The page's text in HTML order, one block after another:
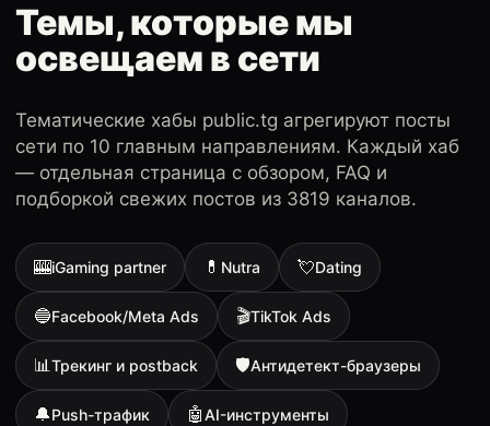
Темы, которые мы
освещаем в сети
Тематические хабы public.tg агрегируют посты
сети по 10 главным направлениям. Каждый хаб
— отдельная страница с обзором, FAQ и
подборкой свежих постов из 3819 каналов.
🎰iGaming partner 💊 Nutra 💘Dating
🔵Facebook/Meta Ads 🎬TikTok Ads
📊Трекинг и postback 🛡Антидетект-браузеры
🔔Push-трафик 🤖AI-инструменты